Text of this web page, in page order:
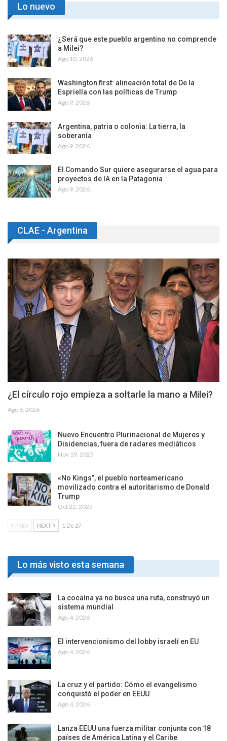
Lo nuevo
¿Será que este pueblo argentino no comprende
a Milei?
Ago 10, 2026
Washington first: alineación total de De la
Espriella con las políticas de Trump
Ago 9, 2026
Argentina, patria o colonia: La tierra, la
soberanía
Ago 9, 2026
El Comando Sur quiere asegurarse el agua para
proyectos de IA en la Patagonia
Ago 9, 2026
CLAE - Argentina
¿El círculo rojo empieza a soltarle la mano a Milei?
Ago 6, 2026
Nuevo Encuentro Plurinacional de Mujeres y
Disidencias, fuera de radares mediáticos
Nov 19, 2025
«No Kings”, el pueblo norteamericano
movilizado contra el autoritarismo de Donald
Trump
Oct 22, 2025
PREV NEXT 1 De 27
Lo más visto esta semana
La cocaína ya no busca una ruta, construyó un
sistema mundial
Ago 4, 2026
El intervencionismo del lobby israelí en EU
Ago 4, 2026
La cruz y el partido: Cómo el evangelismo
conquistó el poder en EEUU
Ago 4, 2026
Lanza EEUU una fuerza militar conjunta con 18
países de América Latina y el Caribe